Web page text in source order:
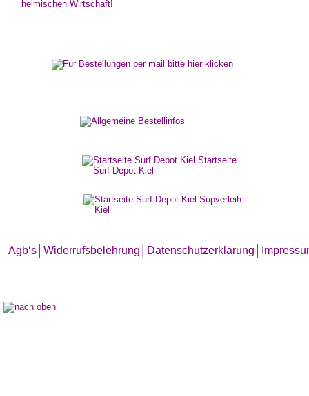
Agb‘s Widerrufsbelehrung│ Datenschutzerklärung│